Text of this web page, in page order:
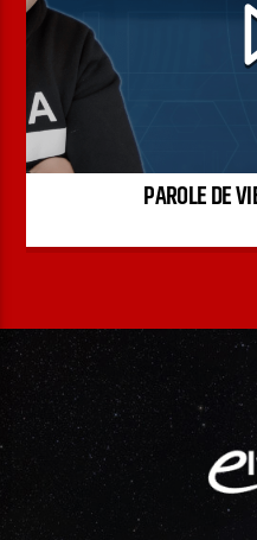
PODCAST
PAROLE DE